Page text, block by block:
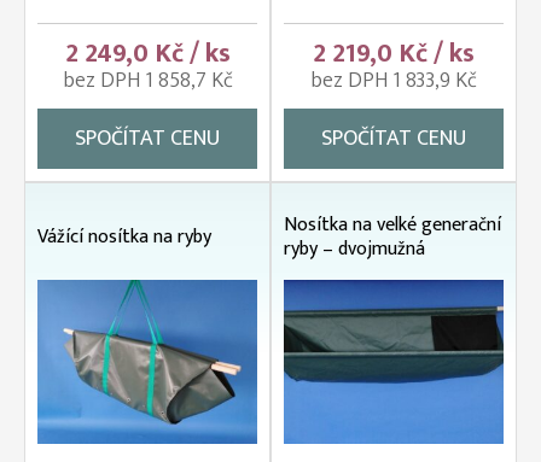
2 249,0 Kč / ks
bez DPH 1 858,7 Kč
SPOČÍTAT CENU
2 219,0 Kč / ks
bez DPH 1 833,9 Kč
SPOČÍTAT CENU
Vážící nosítka na ryby Nosítka na velké generační
ryby – dvojmužná